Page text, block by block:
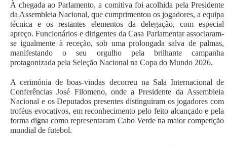
À chegada ao Parlamento, a comitiva foi acolhida pela Presidente
da Assembleia Nacional, que cumprimentou os jogadores, a equipa
técnica e os restantes elementos da delegação, com especial
apreço. Funcionários e dirigentes da Casa Parlamentar associaram-
se igualmente à receção, sob uma prolongada salva de palmas,
manifestando o seu orgulho pela brilhante campanha
protagonizada pela Seleção Nacional na Copa do Mundo 2026.
A cerimónia de boas-vindas decorreu na Sala Internacional de
Conferências José Filomeno, onde a Presidente da Assembleia
Nacional e os Deputados presentes distinguiram os jogadores com
troféus evocativos, em reconhecimento pelo feito alcançado e pela
forma digna como representaram Cabo Verde na maior competição
mundial de futebol.